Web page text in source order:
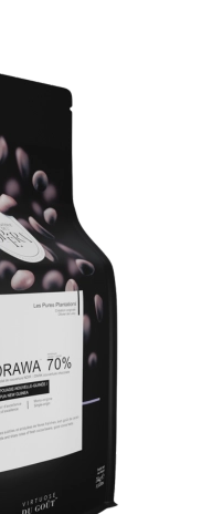
de protection de la vie privée